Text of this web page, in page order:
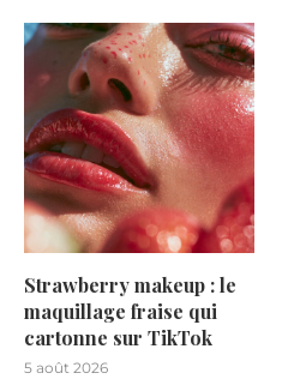
Strawberry makeup : le
maquillage fraise qui
cartonne sur TikTok
5 août 2026